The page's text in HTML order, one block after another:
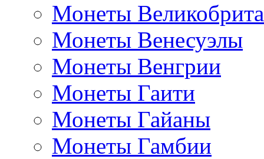
Монеты
Монеты Венесуэлы
Монеты Венгрии
Монеты Гаити
Монеты Гайаны
Монеты Гамбии